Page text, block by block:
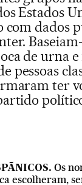
Estados
com dados
de urna
pessoas
ter
Os
escolheram,